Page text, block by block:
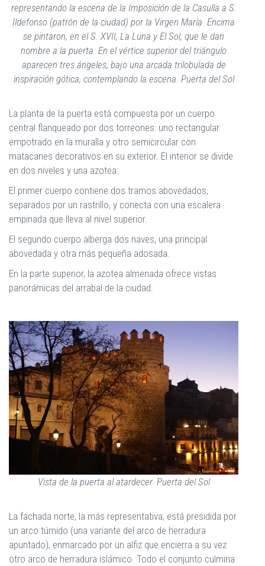
representando la escena de la Imposición de la Casulla a S.
Ildefonso (patrón de la ciudad) por la Virgen María. Encima
se pintaron, en el S. XVII, La Luna y El Sol, que le dan
nombre a la puerta. En el vértice superior del triángulo
aparecen tres ángeles, bajo una arcada trilobulada de
inspiración gótica, contemplando la escena. Puerta del Sol
La planta de la puerta está compuesta por un cuerpo
central flanqueado por dos torreones: uno rectangular
empotrado en la muralla y otro semicircular con
matacanes decorativos en su exterior. El interior se divide
en dos niveles y una azotea:
El primer cuerpo contiene dos tramos abovedados,
separados por un rastrillo, y conecta con una escalera
empinada que lleva al nivel superior.
El segundo cuerpo alberga dos naves, una principal
abovedada y otra más pequeña adosada.
En la parte superior, la azotea almenada ofrece vistas
panorámicas del arrabal de la ciudad.
Vista de la puerta al atardecer. Puerta del Sol
La fachada norte, la más representativa, está presidida por
un arco túmido (una variante del arco de herradura
apuntado), enmarcado por un alfiz que encierra a su vez
otro arco de herradura islámico. Todo el conjunto culmina